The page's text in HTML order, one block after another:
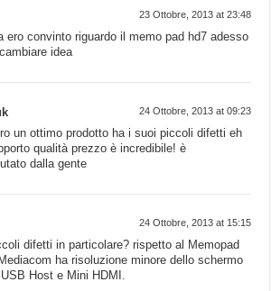
23 Ottobre, 2013 at 23:48
ero convinto riguardo il memo pad hd7 adesso
idea
24 Ottobre, 2013 at 09:23
un ottimo prodotto ha i suoi piccoli difetti eh
qualità prezzo è incredibile! è
dalla gente
24 Ottobre, 2013 at 15:15
difetti in particolare? rispetto al Memopad
ha risoluzione minore dello schermo
Host e Mini HDMI.